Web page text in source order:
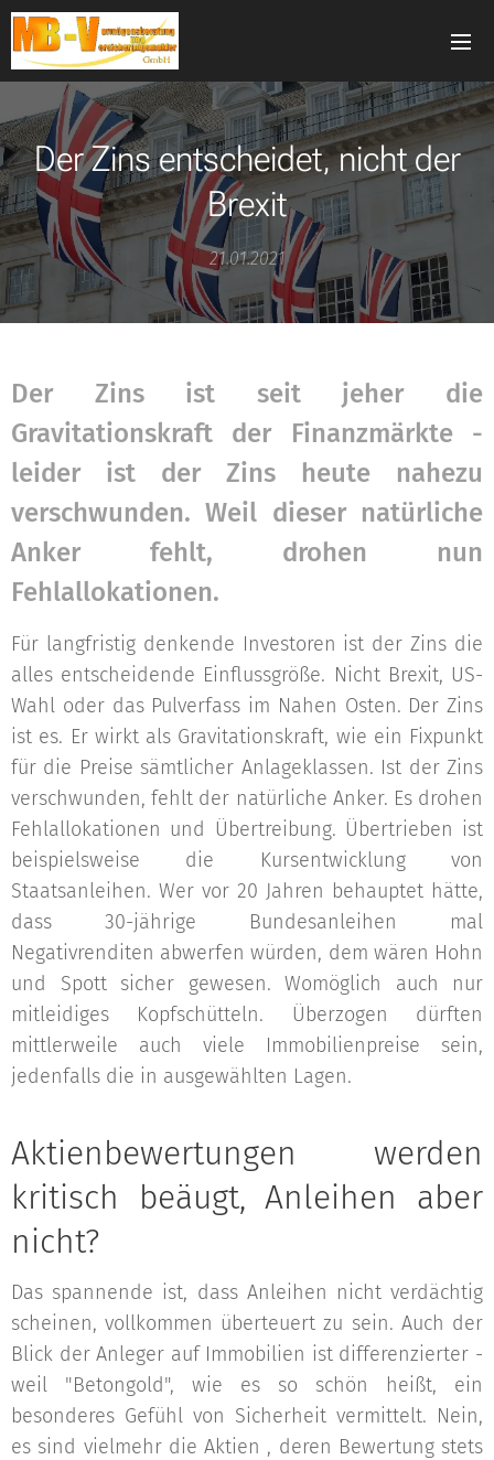
Der Zins entscheidet, nicht der
Brexit
21.01.2021
Der Zins ist seit jeher die
Gravitationskraft der Finanzmärkte -
leider ist der Zins heute nahezu
verschwunden. Weil dieser natürliche
Anker fehlt, drohen nun
Fehlallokationen.
Für langfristig denkende Investoren ist der Zins die
alles entscheidende Einflussgröße. Nicht Brexit, US-
Wahl oder das Pulverfass im Nahen Osten. Der Zins
ist es. Er wirkt als Gravitationskraft, wie ein Fixpunkt
für die Preise sämtlicher Anlageklassen. Ist der Zins
verschwunden, fehlt der natürliche Anker. Es drohen
Fehlallokationen und Übertreibung. Übertrieben ist
beispielsweise die Kursentwicklung von
Staatsanleihen. Wer vor 20 Jahren behauptet hätte,
dass 30-jährige Bundesanleihen mal
Negativrenditen abwerfen würden, dem wären Hohn
und Spott sicher gewesen. Womöglich auch nur
mitleidiges Kopfschütteln. Überzogen dürften
mittlerweile auch viele Immobilienpreise sein,
jedenfalls die in ausgewählten Lagen.
Aktienbewertungen werden
kritisch beäugt, Anleihen aber
nicht?
Das spannende ist, dass Anleihen nicht verdächtig
scheinen, vollkommen überteuert zu sein. Auch der
Blick der Anleger auf Immobilien ist differenzierter -
weil "Betongold", wie es so schön heißt, ein
besonderes Gefühl von Sicherheit vermittelt. Nein,
es sind vielmehr die Aktien , deren Bewertung stets